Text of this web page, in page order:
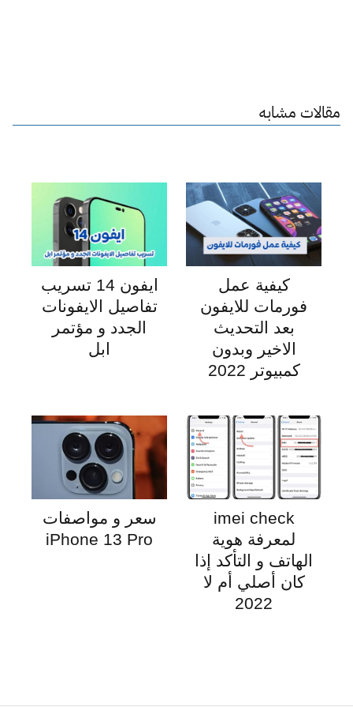
مقالات مشابه
كيفية عمل
فورمات للايفون
بعد التحديث
الاخير وبدون
كمبيوتر 2022
ايفون 14 تسريب
تفاصيل الايفونات
الجدد و مؤتمر
ابل
imei check
لمعرفة هوية
الهاتف و التأكد إذا
كان أصلي أم لا
2022
سعر و مواصفات
iPhone 13 Pro